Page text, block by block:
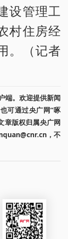
设管理工
村住房经
。（记者
端。欢迎提供新闻
可通过央广网“啄
章版权归属央广网
，不